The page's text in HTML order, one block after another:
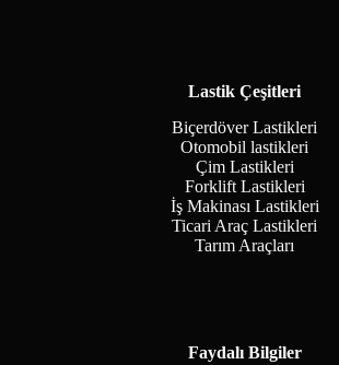
Lastik Çeşitleri
Biçerdöver Lastikleri
Otomobil lastikleri
Çim Lastikleri
Forklift Lastikleri
İş Makinası Lastikleri
Ticari Araç Lastikleri
Tarım Araçları
Faydalı Bilgiler